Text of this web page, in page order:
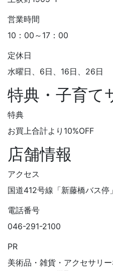
営業時間
10：00～17：00
定休日
水曜日、6日、16日、26日
特典・子育て
特典
お買上合計より10%OFF
店舗情報
アクセス
国道412号線「新藤橋バス停
電話番号
046-291-2100
PR
美術品・雑貨・アクセサリ